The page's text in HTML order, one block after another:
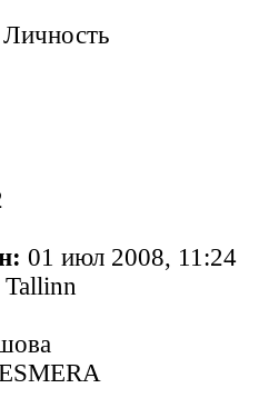
01 июл 2008, 11:24
Tallinn